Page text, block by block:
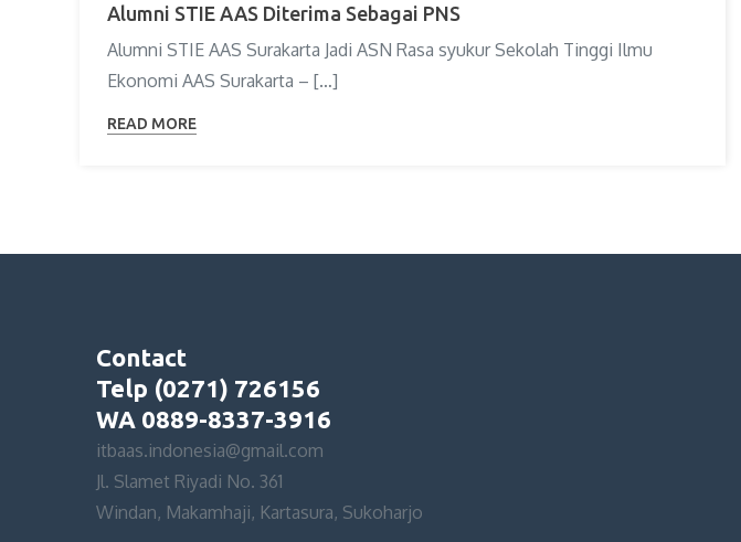
Alumni STIE AAS Diterima Sebagai PNS
Alumni STIE AAS Surakarta Jadi ASN Rasa syukur Sekolah Tinggi Ilmu
Ekonomi AAS Surakarta – […]
READ MORE
Contact
Telp (0271) 726156
WA 0889-8337-3916
itbaas.indonesia@gmail.com
Jl. Slamet Riyadi No. 361
Windan, Makamhaji, Kartasura, Sukoharjo